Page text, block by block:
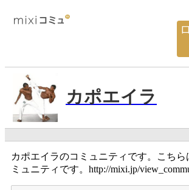
カポエイラ
カポエイラのコミュニティです。こちら
ミュニティです。http://mixi.jp/